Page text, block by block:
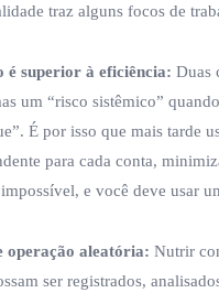
traz alguns focos de
é superior à eficiência: Duas
um “risco sistêmico”
É por isso que mais tarde
para cada conta,
e você deve usar
operação aleatória: Nutrir
ser registrados,